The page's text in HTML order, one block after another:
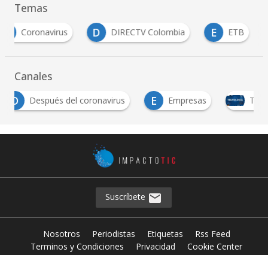
Temas
D
DIRECTV Colombia E ETB Internet
Canales
del coronavirus E Empresas Tecnología
Suscríbete
Nosotros Periodistas Etiquetas
Rss Feed
Terminos y Condiciones
Privacidad Cookie Center